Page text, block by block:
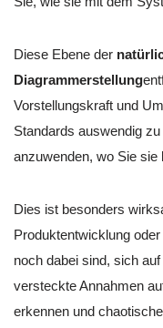
Diese Ebene der
Diagrammerstellung
Vorstellungskraft und
Standards auswendig
anzuwenden, wo Sie sie
Dies ist besonders
Produktentwicklung
noch dabei sind, sich
versteckte Annahmen
erkennen und